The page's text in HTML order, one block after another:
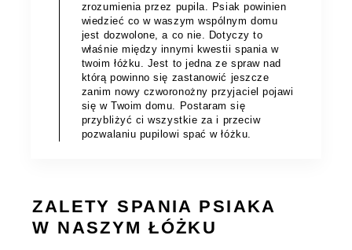
zrozumienia przez pupila. Psiak powinien
wiedzieć co w waszym wspólnym domu
jest dozwolone, a co nie. Dotyczy to
właśnie między innymi kwestii spania w
twoim łóżku. Jest to jedna ze spraw nad
którą powinno się zastanowić jeszcze
zanim nowy czworonożny przyjaciel pojawi
się w Twoim domu. Postaram się
przybliżyć ci wszystkie za i przeciw
pozwalaniu pupilowi spać w łóżku.
ZALETY SPANIA PSIAKA
W NASZYM ŁÓŻKU